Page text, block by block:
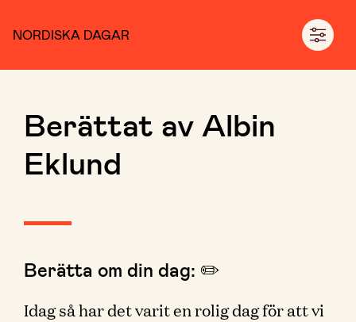
NORDISKA DAGAR
Berättat av Albin
Eklund
Berätta om din dag: ✏️
Idag så har det varit en rolig dag för att vi